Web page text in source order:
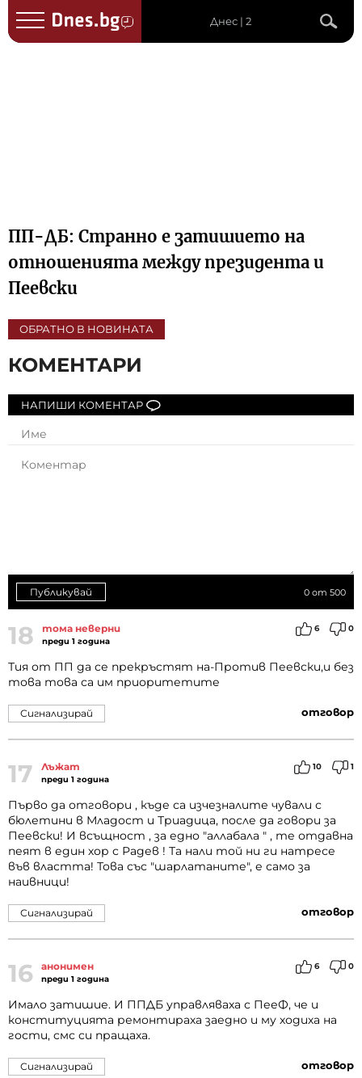
Днес | 2
ПП-ДБ: Странно е затишието на
отношенията между президента и
Пеевски
ОБРАТНО В НОВИНАТА
КОМЕНТАРИ
НАПИШИ КОМЕНТАР
0 от 500
Публикувай
18 тома неверни
преди 1 година
6 0
Тия от ПП да се прекръстят на-Против Пеевски,и без
това това са им приоритетите
отговор
Сигнализирай
17 Лъжат
преди 1 година
10 1
Първо да отговори , къде са изчезналите чували с
бюлетини в Младост и Триадица, после да говори за
Пеевски! И всъщност , за едно "аллабала " , те отдавна
пеят в един хор с Радев ! Та нали той ни ги натресе
във властта! Това със "шарлатаните", е само за
наивници!
отговор
Сигнализирай
16 анонимен
преди 1 година
6 0
Имало затишие. И ППДБ управляваха с ПееФ, че и
конституцията ремонтираха заедно и му ходиха на
гости, смс си пращаха.
отговор
Сигнализирай